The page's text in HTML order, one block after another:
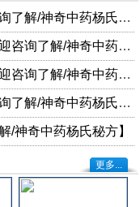
淋巴结肿大用什么方法治疗【欢迎咨询了解/神奇中药杨氏秘方】
有什么好方法能治疗淋巴结肿大【欢迎咨询了解/神奇中药杨氏秘方】
快速消除淋巴结肿大的民间偏方【欢迎咨询了解/神奇中药杨氏秘方】
有治淋巴结肿大的民间中医【欢迎咨询了解/神奇中药杨氏秘方】
/神奇中药杨氏秘方】
更多...